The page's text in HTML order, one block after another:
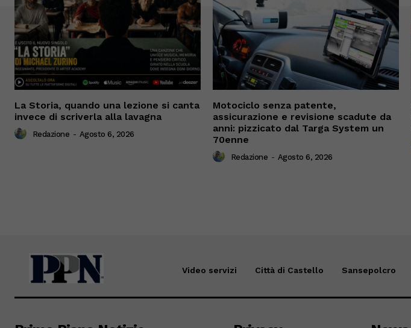
La Storia, quando una lezione si canta
invece di scriverla alla lavagna
Redazione - Agosto 6, 2026
Motociclo senza patente,
assicurazione e revisione scadute da
anni: pizzicato dal Targa System un
70enne
Redazione - Agosto 6, 2026
Video servizi Città di Castello Sansepolcro